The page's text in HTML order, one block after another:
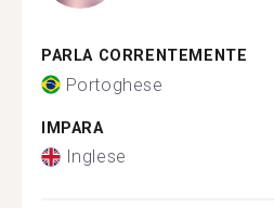
PARLA CORRENTEMENTE
Portoghese
IMPARA
Inglese